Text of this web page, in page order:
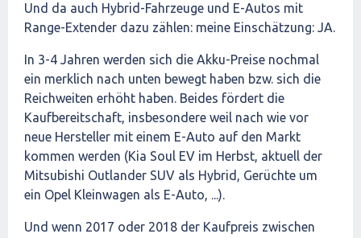
Und da auch Hybrid-Fahrzeuge und E-Autos mit
Range-Extender dazu zählen: meine Einschätzung: JA.
In 3-4 Jahren werden sich die Akku-Preise nochmal
ein merklich nach unten bewegt haben bzw. sich die
Reichweiten erhöht haben. Beides fördert die
Kaufbereitschaft, insbesondere weil nach wie vor
neue Hersteller mit einem E-Auto auf den Markt
kommen werden (Kia Soul EV im Herbst, aktuell der
Mitsubishi Outlander SUV als Hybrid, Gerüchte um
ein Opel Kleinwagen als E-Auto, ...).
Und wenn 2017 oder 2018 der Kaufpreis zwischen